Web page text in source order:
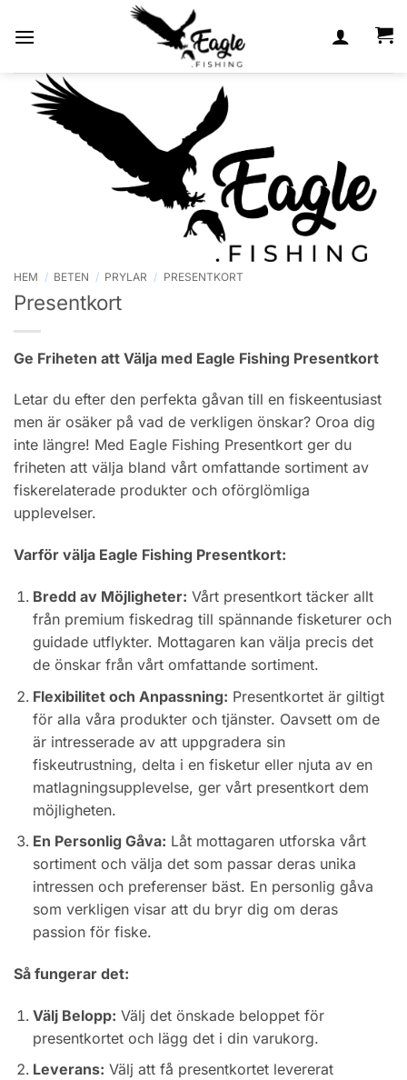
HEM / BETEN / PRYLAR / PRESENTKORT
Presentkort
Ge Friheten att Välja med Eagle Fishing Presentkort
Letar du efter den perfekta gåvan till en fiskeentusiast
men är osäker på vad de verkligen önskar? Oroa dig
inte längre! Med Eagle Fishing Presentkort ger du
friheten att välja bland vårt omfattande sortiment av
fiskerelaterade produkter och oförglömliga
upplevelser.
Varför välja Eagle Fishing Presentkort:
Bredd av Möjligheter: Vårt presentkort täcker allt
från premium fiskedrag till spännande fisketurer och
guidade utflykter. Mottagaren kan välja precis det
de önskar från vårt omfattande sortiment.
Flexibilitet och Anpassning: Presentkortet är giltigt
för alla våra produkter och tjänster. Oavsett om de
är intresserade av att uppgradera sin
fiskeutrustning, delta i en fisketur eller njuta av en
matlagningsupplevelse, ger vårt presentkort dem
möjligheten.
En Personlig Gåva: Låt mottagaren utforska vårt
sortiment och välja det som passar deras unika
intressen och preferenser bäst. En personlig gåva
som verkligen visar att du bryr dig om deras
passion för fiske.
Så fungerar det:
Välj Belopp: Välj det önskade beloppet för
presentkortet och lägg det i din varukorg.
Leverans: Välj att få presentkortet levererat